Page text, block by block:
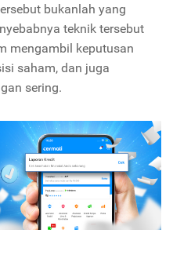
bukanlah yang
teknik tersebut
mengambil keputusan
saham, dan juga
sering.